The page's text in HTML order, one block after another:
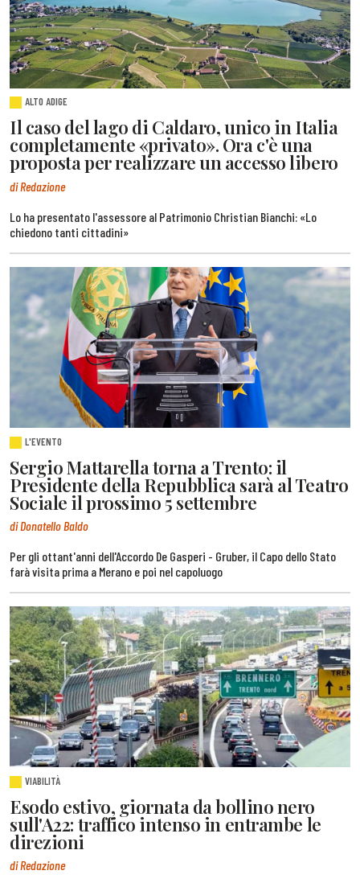
ALTO ADIGE
Il caso del lago di Caldaro, unico in Italia
completamente «privato». Ora c'è una
proposta per realizzare un accesso libero
di Redazione
Lo ha presentato l'assessore al Patrimonio Christian Bianchi: «Lo
chiedono tanti cittadini»
L'EVENTO
Sergio Mattarella torna a Trento: il
Presidente della Repubblica sarà al Teatro
Sociale il prossimo 5 settembre
di Donatello Baldo
Per gli ottant'anni dell'Accordo De Gasperi - Gruber, il Capo dello Stato
farà visita prima a Merano e poi nel capoluogo
VIABILITÀ
Esodo estivo, giornata da bollino nero
sull'A22: traffico intenso in entrambe le
direzioni
di Redazione